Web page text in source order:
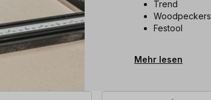
Trend
Woodpeckers
Festool
Mehr lesen